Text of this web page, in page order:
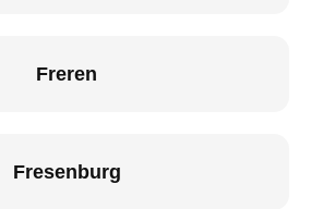
Freren
Fresenburg